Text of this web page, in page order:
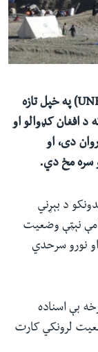
د ملګرو ملتونو د کډوالو عالي کمیشنرۍ (UNHCR) په خپل تازه
د افغان کډوالو او
دی، او
سره مخ دي.
د بېړني
غبرګون" د ۵۳م راپور له مخې، چې د جون تر ۲۷مې نېټې وضعیت
او نورو سرحدي
بې اسناده
لرونکي کارت